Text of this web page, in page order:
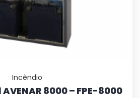
Incêndio
8000 – FPE-8000